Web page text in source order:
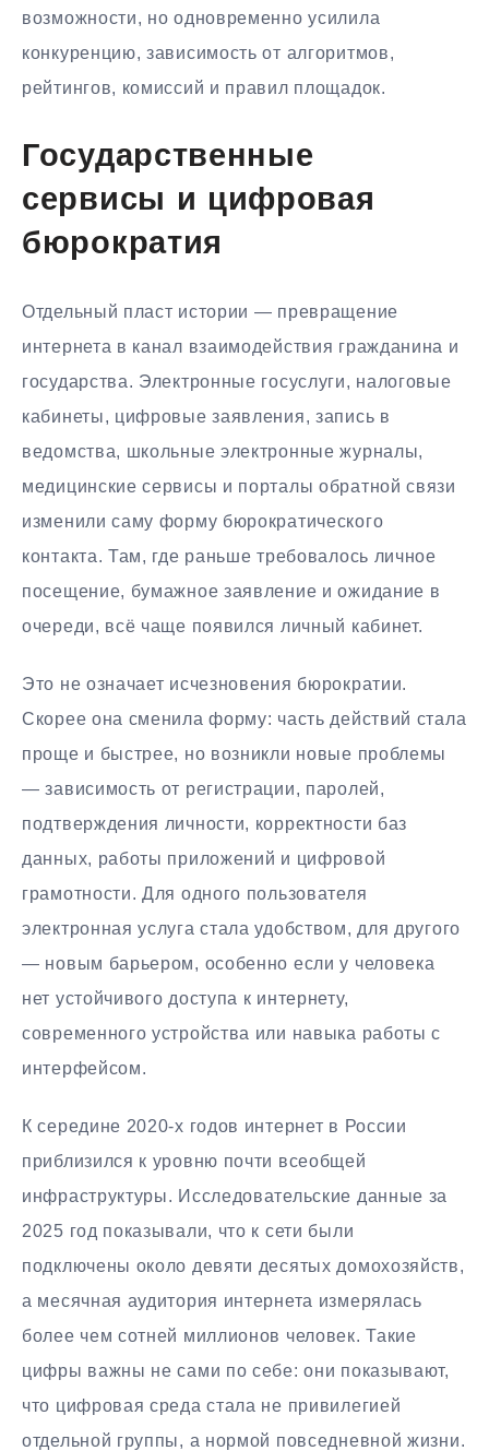
возможности, но одновременно усилила
конкуренцию, зависимость от алгоритмов,
рейтингов, комиссий и правил площадок.
Государственные
сервисы и цифровая
бюрократия
Отдельный пласт истории — превращение
интернета в канал взаимодействия гражданина и
государства. Электронные госуслуги, налоговые
кабинеты, цифровые заявления, запись в
ведомства, школьные электронные журналы,
медицинские сервисы и порталы обратной связи
изменили саму форму бюрократического
контакта. Там, где раньше требовалось личное
посещение, бумажное заявление и ожидание в
очереди, всё чаще появился личный кабинет.
Это не означает исчезновения бюрократии.
Скорее она сменила форму: часть действий стала
проще и быстрее, но возникли новые проблемы
— зависимость от регистрации, паролей,
подтверждения личности, корректности баз
данных, работы приложений и цифровой
грамотности. Для одного пользователя
электронная услуга стала удобством, для другого
— новым барьером, особенно если у человека
нет устойчивого доступа к интернету,
современного устройства или навыка работы с
интерфейсом.
К середине 2020-х годов интернет в России
приблизился к уровню почти всеобщей
инфраструктуры. Исследовательские данные за
2025 год показывали, что к сети были
подключены около девяти десятых домохозяйств,
а месячная аудитория интернета измерялась
более чем сотней миллионов человек. Такие
цифры важны не сами по себе: они показывают,
что цифровая среда стала не привилегией
отдельной группы, а нормой повседневной жизни.